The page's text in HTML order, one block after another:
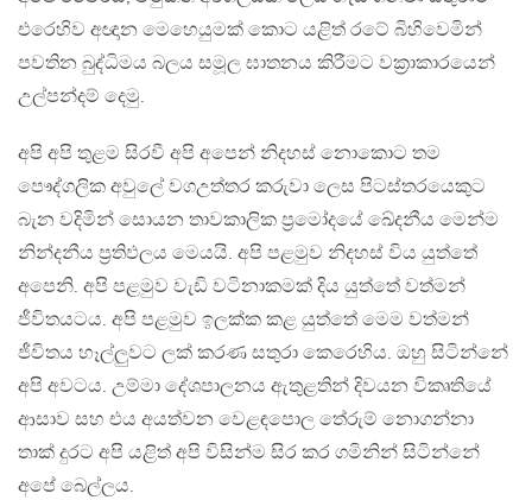
එරෙහිව අඥාන මෙහෙයුමක් කොට යළිත් රටේ බිහිවෙමින්
පවතින බුද්ධිමය බලය සමූල ඝාතනය කිරීමට වක්‍රාකාරයෙන්
උල්පන්දම් දෙමු.
අපි අපි තුළම සිරවී අපි අපෙන් නිදහස් නොකොට තම
පෞද්ගලික අවුලේ වගඋත්තර කරුවා ලෙස පිටස්තරයෙකුට
බැන වදිමින් සොයන තාවකාලික ප්‍රමෝදයේ ඛේදනීය මෙන්ම
නින්දනීය ප්‍රතිඵලය මෙයයි. අපි පළමුව නිදහස් විය යුත්තේ
අපෙනි. අපි පළමුව වැඩි වටිනාකමක් දිය යුත්තේ වත්මන්
ජීවිතයටය. අපි පළමුව ඉලක්ක කළ යුත්තේ මෙම වත්මන්
ජීවිතය හෑල්ලුවට ලක් කරණ සතුරා කෙරෙහිය. ඔහු සිටින්නේ
අපි අවටය. උම්මා දේශපාලනය ඇතුළතින් දිවයන විකෘතියේ
ආසාව සහ එය අයත්වන වෙළඳපොල තේරුම් නොගන්නා
තාක් දුරට අපි යළිත් අපි විසින්ම සිර කර ගමිනින් සිටින්නේ
අපේ බෙල්ලය.